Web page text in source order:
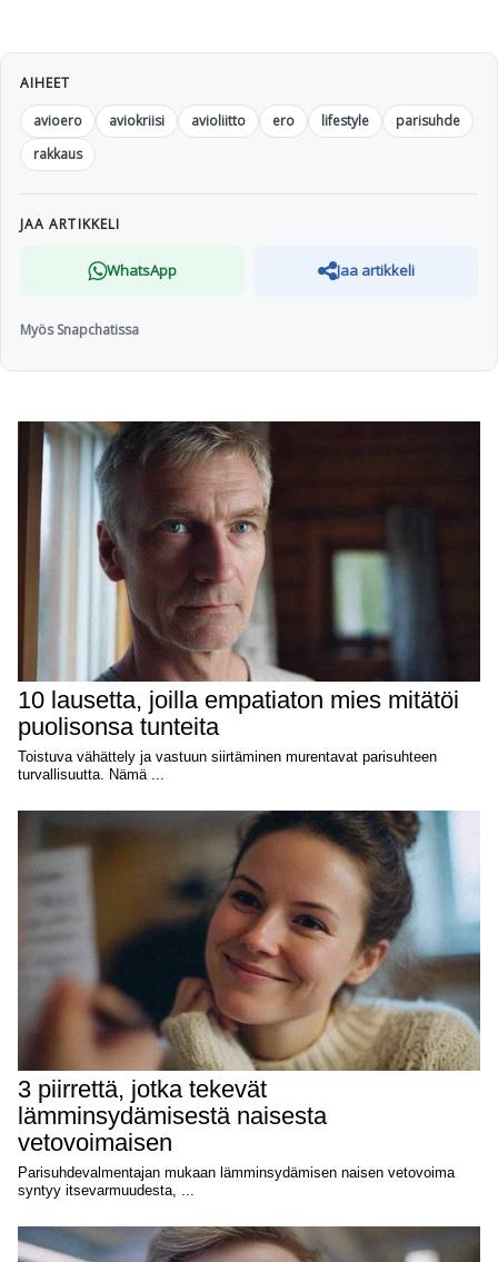
AIHEET
avioero
aviokriisi avioliitto ero lifestyle
parisuhde
rakkaus
JAA ARTIKKELI
WhatsApp Jaa artikkeli
Myös Snapchatissa